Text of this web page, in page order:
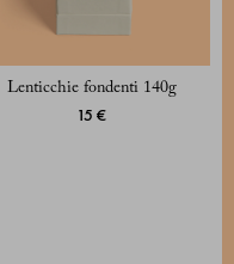
Lenticchie fondenti 140g
15 €